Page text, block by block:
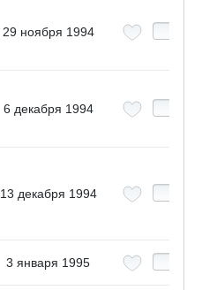
29 ноября 1994
6 декабря 1994
13 декабря 1994
3 января 1995